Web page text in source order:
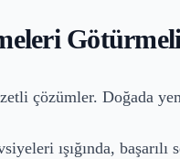
çözümler. Doğada
ışığında,